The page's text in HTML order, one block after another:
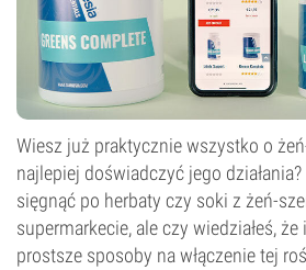
Wiesz już praktycznie wszystko o
najlepiej doświadczyć jego
sięgnąć po herbaty czy soki z żeń-
supermarkecie, ale czy wiedziałeś,
prostsze sposoby na włączenie tej